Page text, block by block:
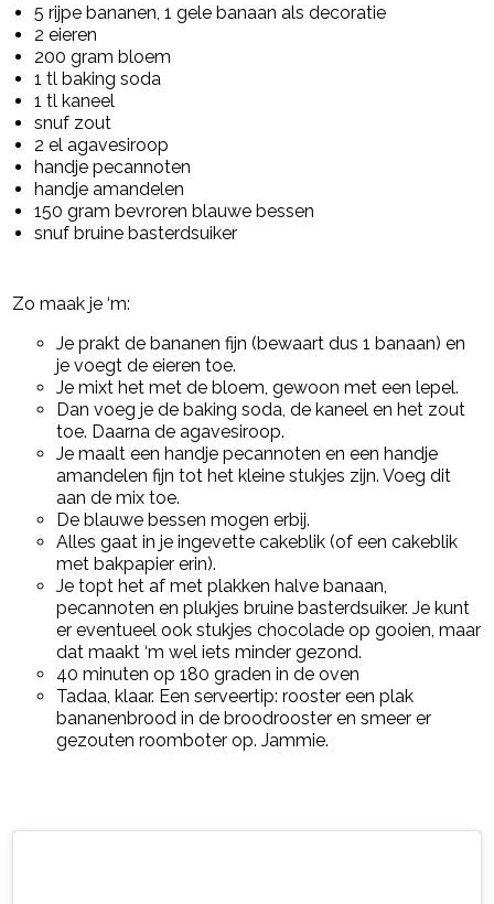
5 rijpe bananen, 1 gele banaan als decoratie
2 eieren
200 gram bloem
1 tl baking soda
1 tl kaneel
snuf zout
2 el agavesiroop
handje pecannoten
handje amandelen
150 gram bevroren blauwe bessen
snuf bruine basterdsuiker
Zo maak je ‘m:
Je prakt de bananen fijn (bewaart dus 1 banaan) en
je voegt de eieren toe.
Je mixt het met de bloem, gewoon met een lepel.
Dan voeg je de baking soda, de kaneel en het zout
toe. Daarna de agavesiroop.
Je maalt een handje pecannoten en een handje
amandelen fijn tot het kleine stukjes zijn. Voeg dit
aan de mix toe.
De blauwe bessen mogen erbij.
Alles gaat in je ingevette cakeblik (of een cakeblik
met bakpapier erin).
Je topt het af met plakken halve banaan,
pecannoten en plukjes bruine basterdsuiker. Je kunt
er eventueel ook stukjes chocolade op gooien, maar
dat maakt ‘m wel iets minder gezond.
40 minuten op 180 graden in de oven
Tadaa, klaar. Een serveertip: rooster een plak
bananenbrood in de broodrooster en smeer er
gezouten roomboter op. Jammie.